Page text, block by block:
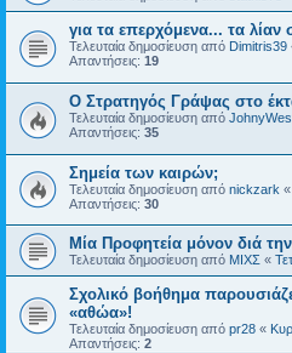
για τα επερχόμενα... τα
Τελευταία δημοσίευση από Dimitris39
Απαντήσεις: 19
Ο Στρατηγός Γράψας στο
Τελευταία δημοσίευση από
Απαντήσεις: 35
Σημεία των καιρών;
Τελευταία δημοσίευση από nickzark «
Απαντήσεις: 30
Μία Προφητεία μόνον διά
Τελευταία δημοσίευση από ΜΙΧΣ «
Σχολικό βοήθημα
«αθώα»!
Τελευταία δημοσίευση από pr28 «
Απαντήσεις: 2